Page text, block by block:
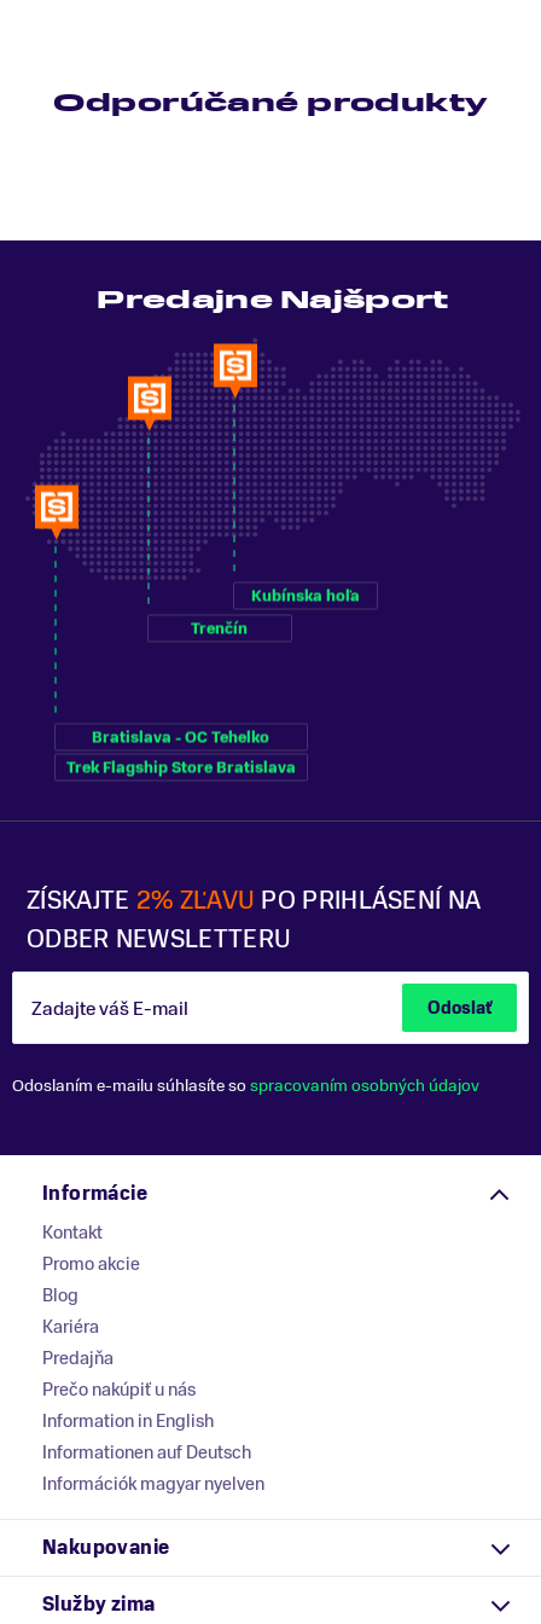
Odporúčané produkty
ZÍSKAJTE 2% ZĽAVU PO PRIHLÁSENÍ NA
ODBER NEWSLETTERU
Zadajte váš E-mail Odoslať
Odoslaním e-mailu súhlasíte sospracovaním osobných údajov
Predajne Najšport
Bratislava - OC Tehelko
Trek Flagship Store Bratislava
Trenčín
Kubínska hoľa
Informácie
Kontakt
Promo akcie
Blog
Kariéra
Predajňa
Prečo nakúpiť u nás
Information in English
Informationen auf Deutsch
Információk magyar nyelven
Nakupovanie
Služby zima